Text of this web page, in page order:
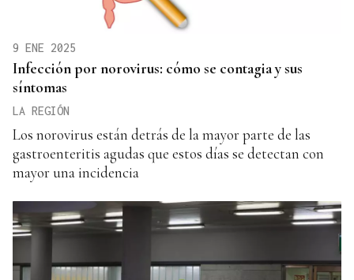
9 ENE 2025
Infección por norovirus: cómo se contagia y sus
síntomas
LA REGIÓN
Los norovirus están detrás de la mayor parte de las
gastroenteritis agudas que estos días se detectan con
mayor una incidencia